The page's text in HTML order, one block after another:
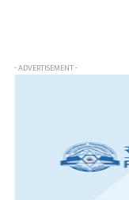
- ADVERTISEMENT -